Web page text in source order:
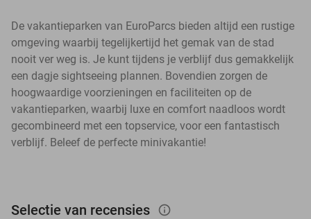
De vakantieparken van EuroParcs bieden altijd een rustige
omgeving waarbij tegelijkertijd het gemak van de stad
nooit ver weg is. Je kunt tijdens je verblijf dus gemakkelijk
een dagje sightseeing plannen. Bovendien zorgen de
hoogwaardige voorzieningen en faciliteiten op de
vakantieparken, waarbij luxe en comfort naadloos wordt
gecombineerd met een topservice, voor een fantastisch
verblijf. Beleef de perfecte minivakantie!
Selectie van recensies info_outlined